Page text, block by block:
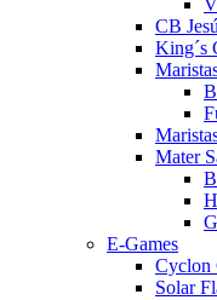
CB
King´s
Mater
E-Games
Cyclon
Solar